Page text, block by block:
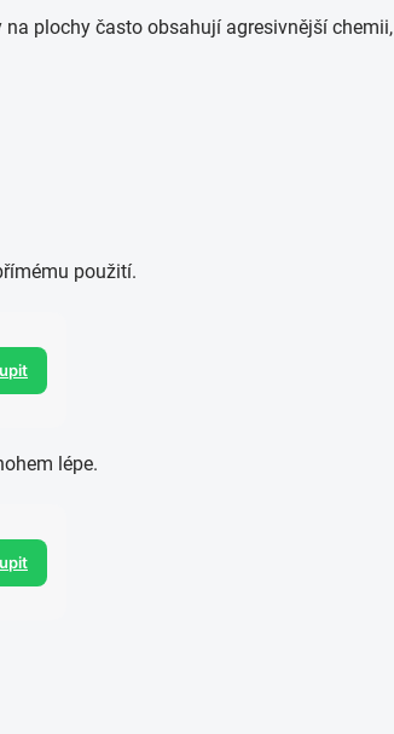
plochy často obsahují agresivnější chemii,
použití.
lépe.